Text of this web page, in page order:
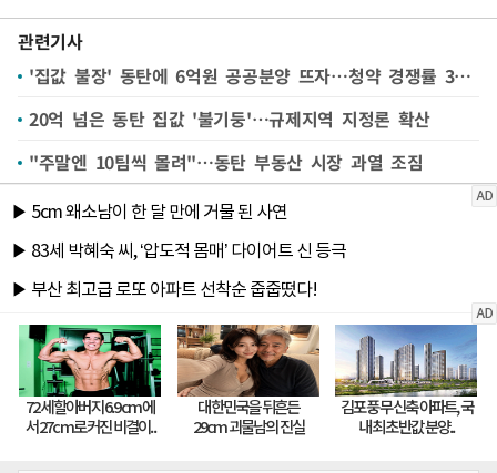
관련기사
'집값 불장' 동탄에 6억원 공공분양 뜨자…청약 경쟁률 37대1
20억 넘은 동탄 집값 '불기둥'…규제지역 지정론 확산
"주말엔 10팀씩 몰려"…동탄 부동산 시장 과열 조짐